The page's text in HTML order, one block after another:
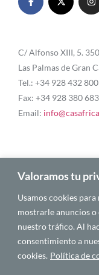
Valoramos tu
Usamos cookies
mostrarle anuncios
nuestro tráfico. Al
consentimiento a
cookies. Política de
C/ Alfonso XIII, 5.
Las Palmas de Gran
Tel.: +34 928 432 800
Fax: +34 928 380 683
Email:
Blog
Quiénes
Autores
Español